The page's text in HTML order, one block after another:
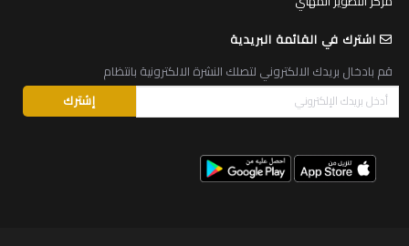
اشترك في القائمة البريدية
قم بادخال بريدك الالكتروني لتصلك النشرة الالكترونية بانتظام